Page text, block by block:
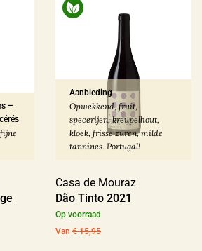
–
Aanbieding
Opwekkend, fruit,
specerijen, kreupelhout,
kloek, frisse zuren, milde
tannines. Portugal!
Casa de Mouraz
Dão Tinto 2021
Op voorraad
Van € 15,95